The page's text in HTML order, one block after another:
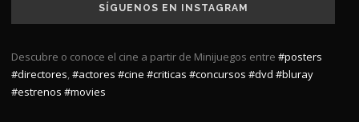
SÍGUENOS EN INSTAGRAM
Descubre o conoce el cine a partir de Minijuegos entre #posters
#directores,#actores #cine #criticas #concursos #dvd #bluray
#estrenos #movies